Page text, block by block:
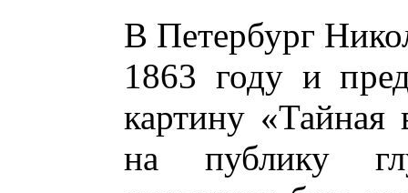
В Петербург
1863 году и
картину «Тайная
на публику